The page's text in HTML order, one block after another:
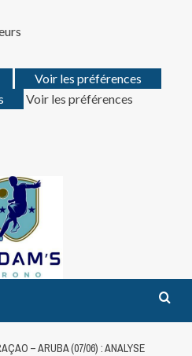
Voir les préférences
Voir les préférences
– ARUBA (07/06) : ANALYSE